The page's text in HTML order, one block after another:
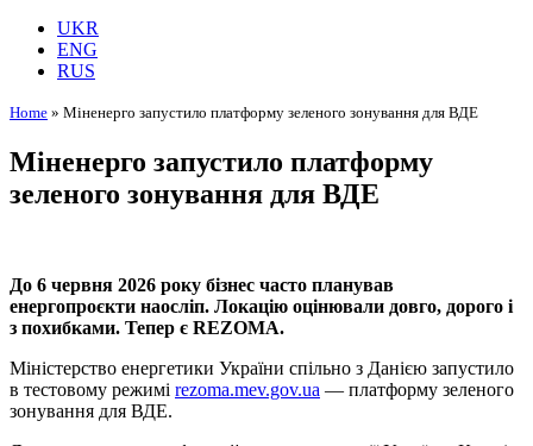
UKR
ENG
RUS
Home » Міненерго запустило платформу зеленого зонування для ВДЕ
Міненерго запустило платформу
зеленого зонування для ВДЕ
До 6 червня 2026 року бізнес часто планував
енергопроєкти наосліп. Локацію оцінювали довго, дорого і
з похибками. Тепер є REZOMA.
Міністерство енергетики України спільно з Данією запустило
в тестовому режимі rezoma.mev.gov.ua — платформу зеленого
зонування для ВДЕ.